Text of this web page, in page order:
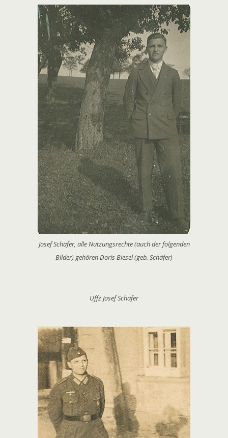
Josef Schäfer, alle Nutzungsrechte (auch der folgenden
Bilder) gehören Doris Biesel (geb. Schäfer)
Uffz Josef Schäfer